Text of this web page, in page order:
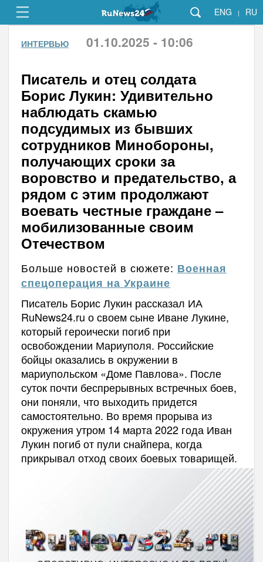
ENG | RU
ИНТЕРВЬЮ 01.10.2025 - 10:06
Писатель и отец солдата
Борис Лукин: Удивительно
наблюдать скамью
подсудимых из бывших
сотрудников Минобороны,
получающих сроки за
воровство и предательство, а
рядом с этим продолжают
воевать честные граждане –
мобилизованные своим
Отечеством
Больше новостей в сюжете: Военная
спецоперация на Украине
Писатель Борис Лукин рассказал ИА
RuNews24.ru о своем сыне Иване Лукине,
который героически погиб при
освобождении Мариуполя. Российские
бойцы оказались в окружении в
мариупольском «Доме Павлова». После
суток почти беспрерывных встречных боев,
они поняли, что выходить придется
самостоятельно. Во время прорыва из
окружения утром 14 марта 2022 года Иван
Лукин погиб от пули снайпера, когда
прикрывал отход своих боевых товарищей.